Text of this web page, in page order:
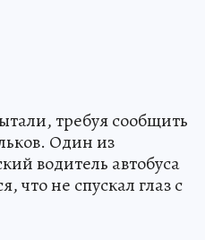
требуя сообщить
Один из
водитель автобуса
что не спускал глаз с